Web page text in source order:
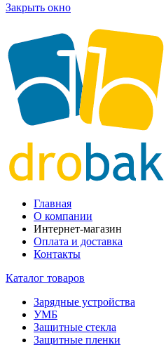
Закрыть окно
Главная
О компании
Интернет-магазин
Оплата и доставка
Контакты
Каталог товаров
Зарядные устройства
УМБ
Защитные стекла
Защитные пленки